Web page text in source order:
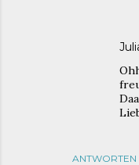
ANTWORTEN